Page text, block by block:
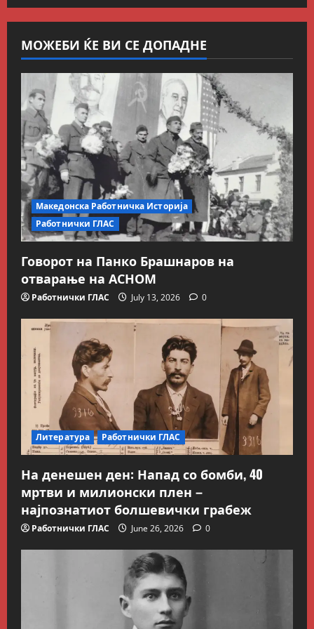
МОЖЕБИ ЌЕ ВИ СЕ ДОПАДНЕ
Македонска Работничка Историја
Работнички ГЛАС
Говорот на Панко Брашнаров на
отварање на АСНОМ
Работнички ГЛАС July 13, 2026 0
Литература Работнички ГЛАС
На денешен ден: Напад со бомби, 40
мртви и милионски плен –
најпознатиот болшевички грабеж
Работнички ГЛАС June 26, 2026 0
2
Блог
July 26, 2026 0
Вести Македонија
трае геноцидот во Газа,
вазалот Муцунски слави
„одлична соработка“ со
Гидеон Саар
July 18, 2026
Македонска Работничка Историја